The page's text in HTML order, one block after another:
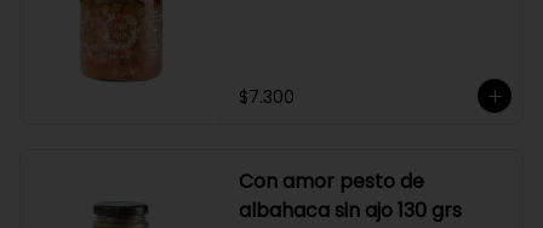
$7.300
Con amor pesto de
albahaca sin ajo 130 grs